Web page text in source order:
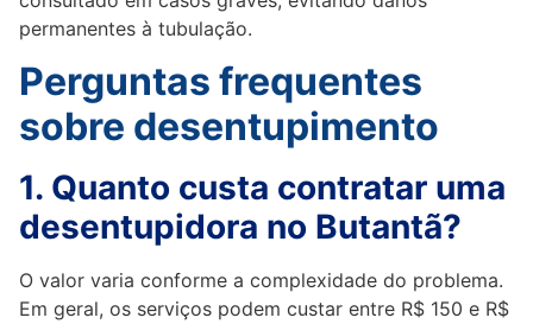
permanentes à tubulação.
Perguntas frequentes
sobre desentupimento
1. Quanto custa contratar uma
desentupidora no Butantã?
O valor varia conforme a complexidade do problema.
Em geral, os serviços podem custar entre R$ 150 e R$